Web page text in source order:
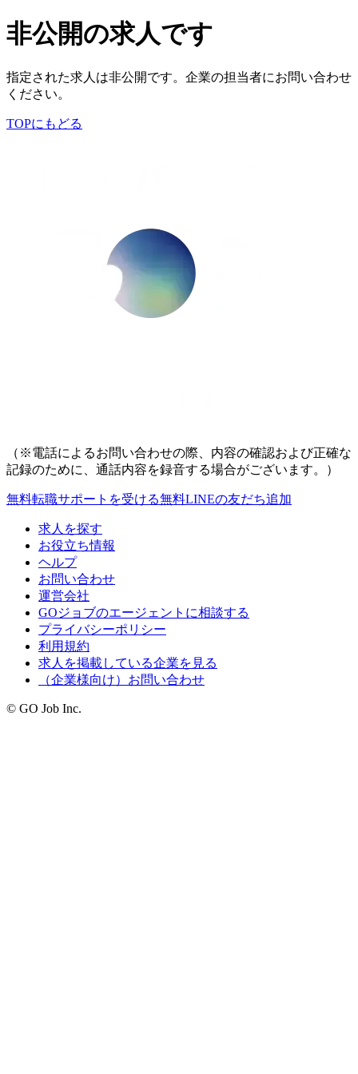
非公開の求人です
指定された求人は非公開です。企業の担当者にお問い合わせ
ください。
TOPにもどる
（※電話によるお問い合わせの際、内容の確認および正確な
記録のために、通話内容を録音する場合がございます。）
無料転職サポートを受ける無料LINEの友だち追加
求人を探す
お役立ち情報
ヘルプ
お問い合わせ
運営会社
GOジョブのエージェントに相談する
プライバシーポリシー
利用規約
求人を掲載している企業を見る
（企業様向け）お問い合わせ
© GO Job Inc.